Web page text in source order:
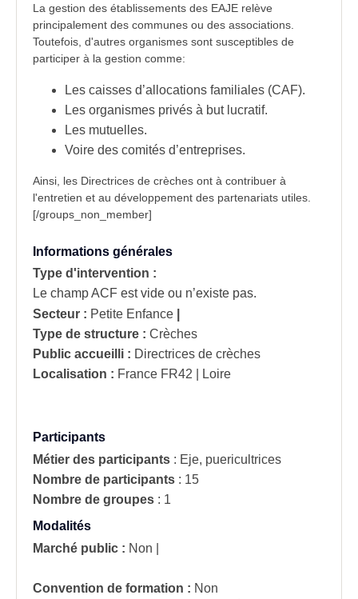
La gestion des établissements des EAJE relève
principalement des communes ou des associations.
Toutefois, d'autres organismes sont susceptibles de
participer à la gestion comme:
Les caisses d’allocations familiales (CAF).
Les organismes privés à but lucratif.
Les mutuelles.
Voire des comités d’entreprises.
Ainsi, les Directrices de crèches ont à contribuer à
l'entretien et au développement des partenariats utiles.
[/groups_non_member]
Informations générales
Type d'intervention :
Le champ ACF est vide ou n’existe pas.
Secteur : Petite Enfance
Type de structure : Crèches
Public accueilli : Directrices de crèches
Localisation : France FR42 | Loire
Participants
Métier des participants : Eje, puericultrices
Nombre de participants : 15
Nombre de groupes : 1
Modalités
Marché public : Non
Convention de formation : Non